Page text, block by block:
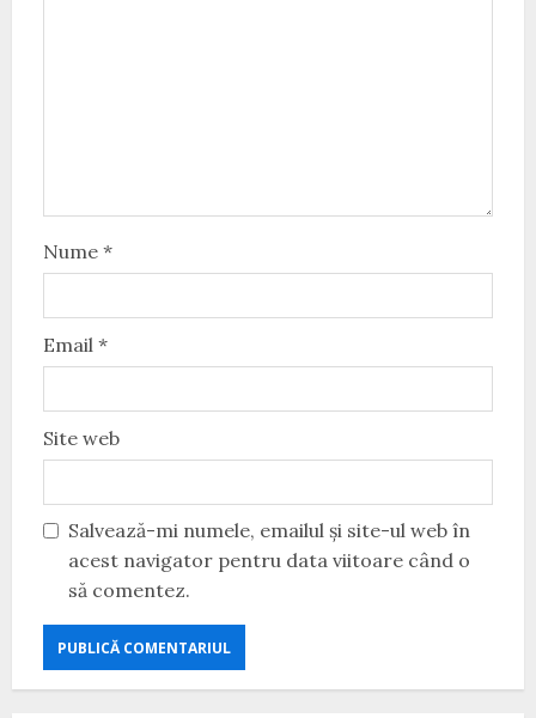
Nume *
Email *
Site web
Salvează-mi numele, emailul și site-ul web în
acest navigator pentru data viitoare când o
să comentez.